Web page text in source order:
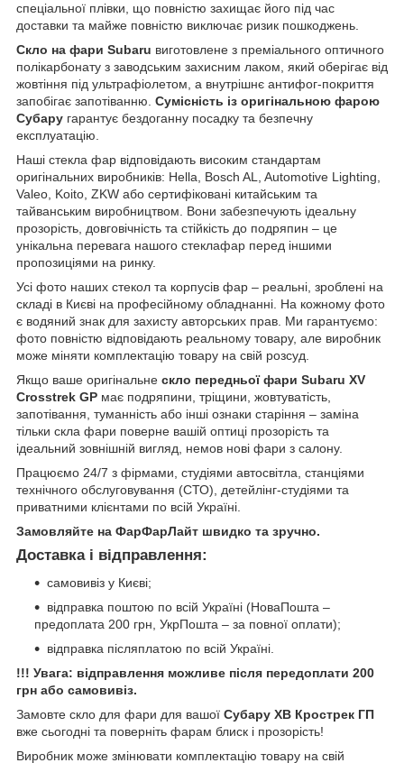
спеціальної плівки, що повністю захищає його під час
доставки та майже повністю виключає ризик пошкоджень.
Скло на фари Subaru виготовлене з преміального оптичного
полікарбонату з заводським захисним лаком, який оберігає від
жовтіння під ультрафіолетом, а внутрішнє антифог-покриття
запобігає запотіванню. Сумісність із оригінальною фарою
Субару гарантує бездоганну посадку та безпечну
експлуатацію.
Наші стекла фар відповідають високим стандартам
оригінальних виробників: Hella, Bosch AL, Automotive Lighting,
Valeo, Koito, ZKW або сертифіковані китайським та
тайванським виробництвом. Вони забезпечують ідеальну
прозорість, довговічність та стійкість до подряпин – це
унікальна перевага нашого стеклафар перед іншими
пропозиціями на ринку.
Усі фото наших стекол та корпусів фар – реальні, зроблені на
складі в Києві на професійному обладнанні. На кожному фото
є водяний знак для захисту авторських прав. Ми гарантуємо:
фото повністю відповідають реальному товару, але виробник
може міняти комплектацію товару на свій розсуд.
Якщо ваше оригінальне скло передньої фари Subaru XV
Crosstrek GP має подряпини, тріщини, жовтуватість,
запотівання, туманність або інші ознаки старіння – заміна
тільки скла фари поверне вашій оптиці прозорість та
ідеальний зовнішній вигляд, немов нові фари з салону.
Працюємо 24/7 з фірмами, студіями автосвітла, станціями
технічного обслуговування (СТО), детейлінг-студіями та
приватними клієнтами по всій Україні.
Замовляйте на ФарФарЛайт швидко та зручно.
Доставка і відправлення:
самовивіз у Києві;
відправка поштою по всій Україні (НоваПошта –
предоплата 200 грн, УкрПошта – за повної оплати);
відправка післяплатою по всій Україні.
!!! Увага: відправлення можливе після передоплати 200
грн або самовивіз.
Замовте скло для фари для вашої Субару ХВ Крострек ГП
вже сьогодні та поверніть фарам блиск і прозорість!
Виробник може змінювати комплектацію товару на свій